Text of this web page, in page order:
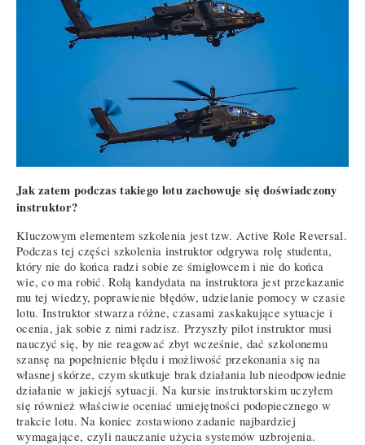
Jak zatem podczas takiego lotu zachowuje się doświadczony
instruktor?
Kluczowym elementem szkolenia jest tzw. Active Role Reversal.
Podczas tej części szkolenia instruktor odgrywa rolę studenta,
który nie do końca radzi sobie ze śmigłowcem i nie do końca
wie, co ma robić. Rolą kandydata na instruktora jest przekazanie
mu tej wiedzy, poprawienie błędów, udzielanie pomocy w czasie
lotu. Instruktor stwarza różne, czasami zaskakujące sytuacje i
ocenia, jak sobie z nimi radzisz. Przyszły pilot instruktor musi
nauczyć się, by nie reagować zbyt wcześnie, dać szkolonemu
szansę na popełnienie błędu i możliwość przekonania się na
własnej skórze, czym skutkuje brak działania lub nieodpowiednie
działanie w jakiejś sytuacji. Na kursie instruktorskim uczyłem
się również właściwie oceniać umiejętności podopiecznego w
trakcie lotu. Na koniec zostawiono zadanie najbardziej
wymagające, czyli nauczanie użycia systemów uzbrojenia.